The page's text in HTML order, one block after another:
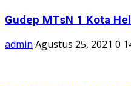
Gudep MTsN 1 Kota
admin Agustus 25, 2021 0